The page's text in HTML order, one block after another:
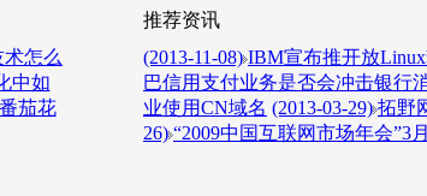
怎么
中如
茄花
推荐资讯
(2013-11-08) IBM宣布推开放
巴信用支付业务是否会冲击银行
业使用CN域名 (2013-03-29) 拓野
26) “2009中国互联网市场年会”3